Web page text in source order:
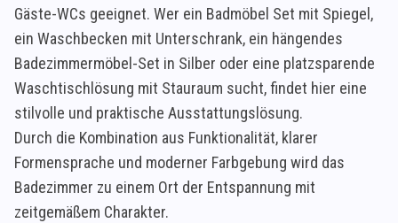
Gäste-WCs geeignet. Wer ein Badmöbel Set mit Spiegel,
ein Waschbecken mit Unterschrank, ein hängendes
Badezimmermöbel-Set in Silber oder eine platzsparende
Waschtischlösung mit Stauraum sucht, findet hier eine
stilvolle und praktische Ausstattungslösung.
Durch die Kombination aus Funktionalität, klarer
Formensprache und moderner Farbgebung wird das
Badezimmer zu einem Ort der Entspannung mit
zeitgemäßem Charakter.